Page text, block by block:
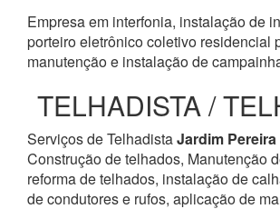
Empresa em interfonia, instalação de
porteiro eletrônico coletivo residencial
manutenção e instalação de
TELHADISTA /
Serviços de TelhadistaJardim
Construção de telhados, Manutenção
reforma de telhados, instalação de
de condutores e rufos, aplicação de